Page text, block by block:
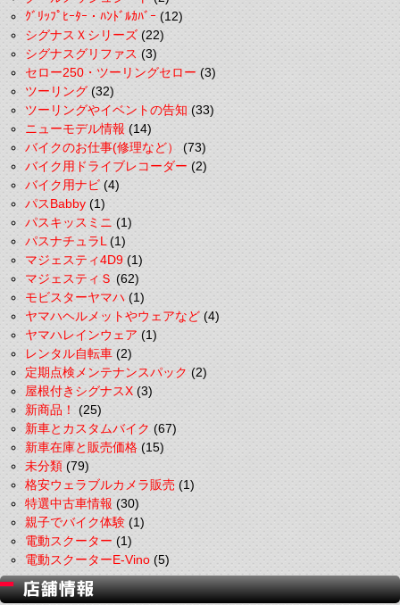
ｸﾞﾘｯﾌﾟﾋｰﾀｰ・ﾊﾝﾄﾞﾙｶﾊﾞｰ(12)
シグナスＸシリーズ(22)
シグナスグリファス(3)
セロー250・ツーリングセロー(3)
ツーリング(32)
ツーリングやイベントの告知(33)
ニューモデル情報(14)
バイクのお仕事(修理など）(73)
バイク用ドライブレコーダー(2)
バイク用ナビ(4)
パスBabby(1)
パスキッスミニ(1)
パスナチュラL(1)
マジェスティ4D9(1)
マジェスティＳ(62)
モビスターヤマハ(1)
ヤマハヘルメットやウェアなど(4)
ヤマハレインウェア(1)
レンタル自転車(2)
定期点検メンテナンスパック(2)
屋根付きシグナスX(3)
新商品！(25)
新車とカスタムバイク(67)
新車在庫と販売価格(15)
未分類(79)
格安ウェラブルカメラ販売(1)
特選中古車情報(30)
親子でバイク体験(1)
電動スクーター(1)
電動スクーターE-Vino(5)